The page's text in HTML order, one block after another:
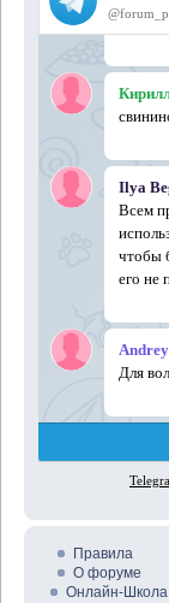
Правила
О форуме
Онлайн-Школа